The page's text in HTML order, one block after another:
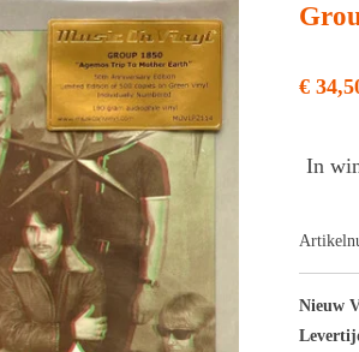
€
In
Nieuw